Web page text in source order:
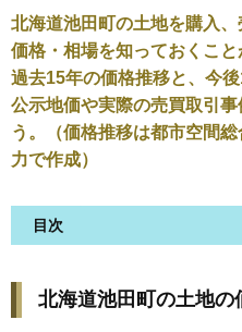
北海道池田町の土地を購入
価格・相場を知っておくこと
過去15年の価格推移と、今
公示地価や実際の売買取引
う。（価格推移は都市空間
力で作成）
目次
現在の価格は、1.9万
北海道池田町の土地の